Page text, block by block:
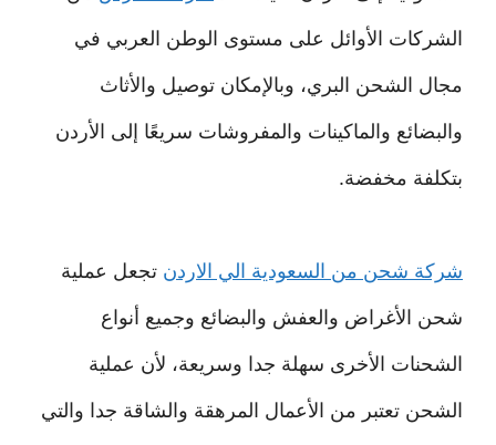
الشركات الأوائل على مستوى الوطن العربي في
مجال الشحن البري، وبالإمكان توصيل والأثاث
والبضائع والماكينات والمفروشات سريعًا إلى الأردن
بتكلفة مخفضة.
شركة شحن من السعودية الي الاردن تجعل عملية
شحن الأغراض والعفش والبضائع وجميع أنواع
الشحنات الأخرى سهلة جدا وسريعة، لأن عملية
الشحن تعتبر من الأعمال المرهقة والشاقة جدا والتي